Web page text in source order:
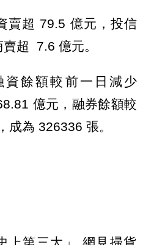
賣超 79.5 億元，投信
超 7.6 億元。
餘額較前一日減少
億元，融券餘額較
成為 326336 張。
上第三大」 網見掃貨